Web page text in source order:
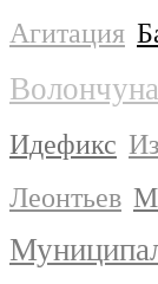
Агитация
Идефикс
Леонтьев